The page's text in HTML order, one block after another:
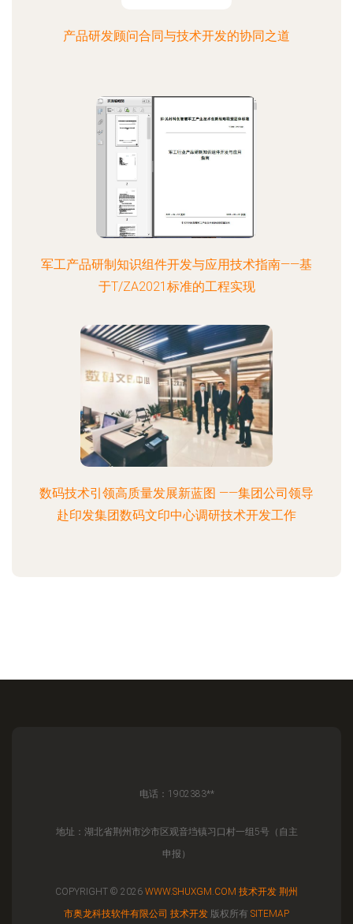
产品研发顾问合同与技术开发的协同之道
军工产品研制知识组件开发与应用技术指南——基
于T/ZA2021标准的工程实现
数码技术引领高质量发展新蓝图 ——集团公司领导
赴印发集团数码文印中心调研技术开发工作
电话：1902383**
地址：湖北省荆州市沙市区观音垱镇习口村一组5号（自主
申报）
COPYRIGHT © 2026 WWW.SHUXGM.COM 技术开发 荆州
市奥龙科技软件有限公司 技术开发 版权所有 SITEMAP